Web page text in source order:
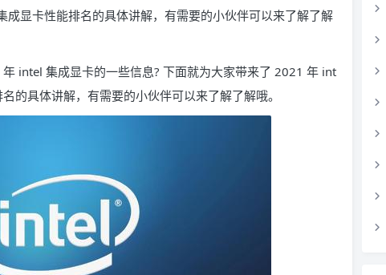
显卡性能排名的具体讲解，有需要的小伙伴可以来了解了解
intel 集成显卡的一些信息? 下面就为大家带来了 2021 年 int
的具体讲解，有需要的小伙伴可以来了解了解哦。